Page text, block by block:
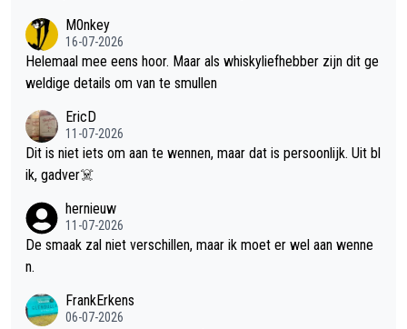
M0nkey
16-07-2026
Helemaal mee eens hoor. Maar als whiskyliefhebber zijn dit ge
weldige details om van te smullen
EricD
11-07-2026
Dit is niet iets om aan te wennen, maar dat is persoonlijk. Uit bl
ik, gadver☠️
hernieuw
11-07-2026
De smaak zal niet verschillen, maar ik moet er wel aan wenne
n.
FrankErkens
06-07-2026